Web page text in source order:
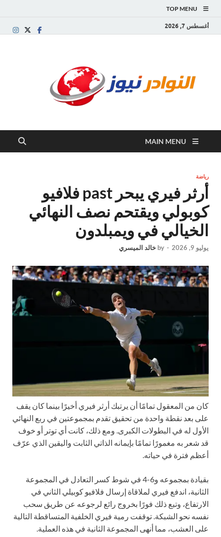
TOP MENU
أغسطس 7, 2026
والتقارير
من
العالم
MAIN MENU
رياضة
أرثر فيري يبحر past فلافيو
كوبولي ويقتحم نصف النهائي
الخيالي في ويمبلدون
يوليو 9, 2026 -
by خالد الميسري
كان من المعقول تمامًا أن يرتبك أرثر فيري أخيرًا بينما كان يقف
على بعد نقطة واحدة من تحقيق تقدم بمجموعتين في ربع النهائي
الأول له في البطولات الكبرى. ومع ذلك، كانت أي توتر أو خوف
قد شعر به مغمورًا تمامًا بإيمانه الذاتي الثابت واليقين الذي عرّف
أعظم فترة في حياته.
بقيادة بمجموعه و6-4 في شوط كسر التعادل في المجموعة
الثانية، اندفع فيري لملاقاة إرسال فلافيو كوبيلي الثاني في
الارتفاع، وتبع ذلك فورًا بخروج رائع لرجوعه عن طريق سحب
نفسه نحو الشبكة. توقفت رمية فيري الخلفية المتساقطة التالية
على العشب، مما أنهى المجموعة الثانية في هذه العملية.